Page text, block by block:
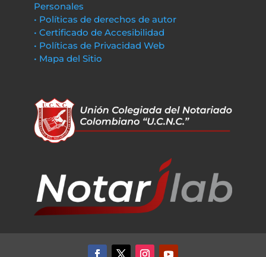
Personales
• Políticas de derechos de autor
• Certificado de Accesibilidad
• Políticas de Privacidad Web
• Mapa del Sitio